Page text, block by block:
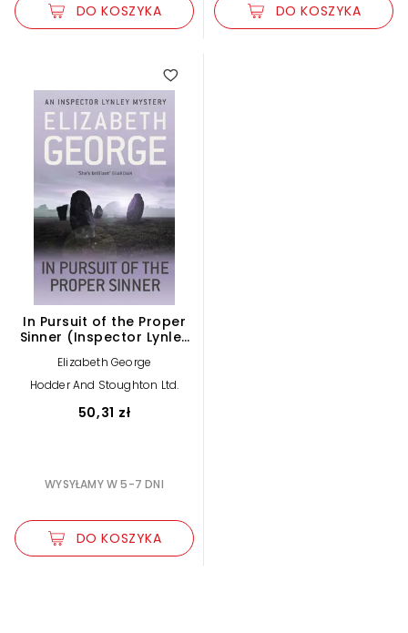
DO KOSZYKA DO KOSZYKA
In Pursuit of the Proper
Sinner (Inspector Lynley
Elizabeth George
Hodder And Stoughton Ltd.
50,31 zł
WYSYŁAMY W 5-7 DNI
DO KOSZYKA